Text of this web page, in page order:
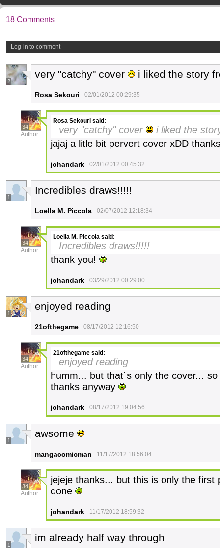
18 Comments
Log-in to comment
2
very "catchy" cover i liked the story
Rosa Sekouri 02/01/2012 00:29:35
34
Author
Rosa Sekouri said:
very "catchy" cover
i liked the
jajaj a litle bit pervert cover xDD
johandark 02/01/2012 00:45:32
1
Incredibles draws!!!!!
Loella M. Piccola 02/07/2012 12:18:34
34
Author
Loella M. Piccola said:
Incredibles draws!!!!!
thank you!
johandark 03/29/2012 00:29:00
1
enjoyed reading
21ofthegame 08/17/2012 12:16:50
34
Author
21ofthegame said:
enjoyed reading
humm... but that´s only the cover...
thanks anyway
johandark 08/17/2012 19:04:56
1
awsome
mangacomicman 11/17/2012 18:56:04
34
Author
jejeje thanks... but this is only the first
done
johandark 11/17/2012 18:59:32
1
im already half way through